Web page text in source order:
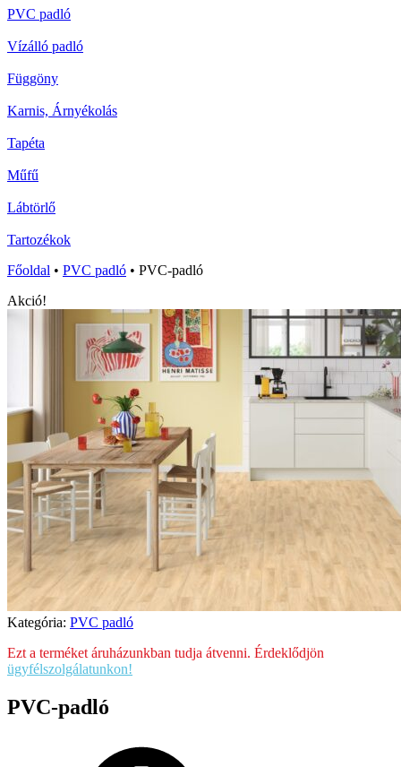
PVC padló
Vízálló padló
Függöny
Karnis, Árnyékolás
Tapéta
Műfű
Lábtörlő
Tartozékok
Főoldal • PVC padló • PVC-padló
Akció!
Kategória: PVC padló
Ezt a terméket áruházunkban tudja átvenni. Érdeklődjön
ügyfélszolgálatunkon!
PVC-padló